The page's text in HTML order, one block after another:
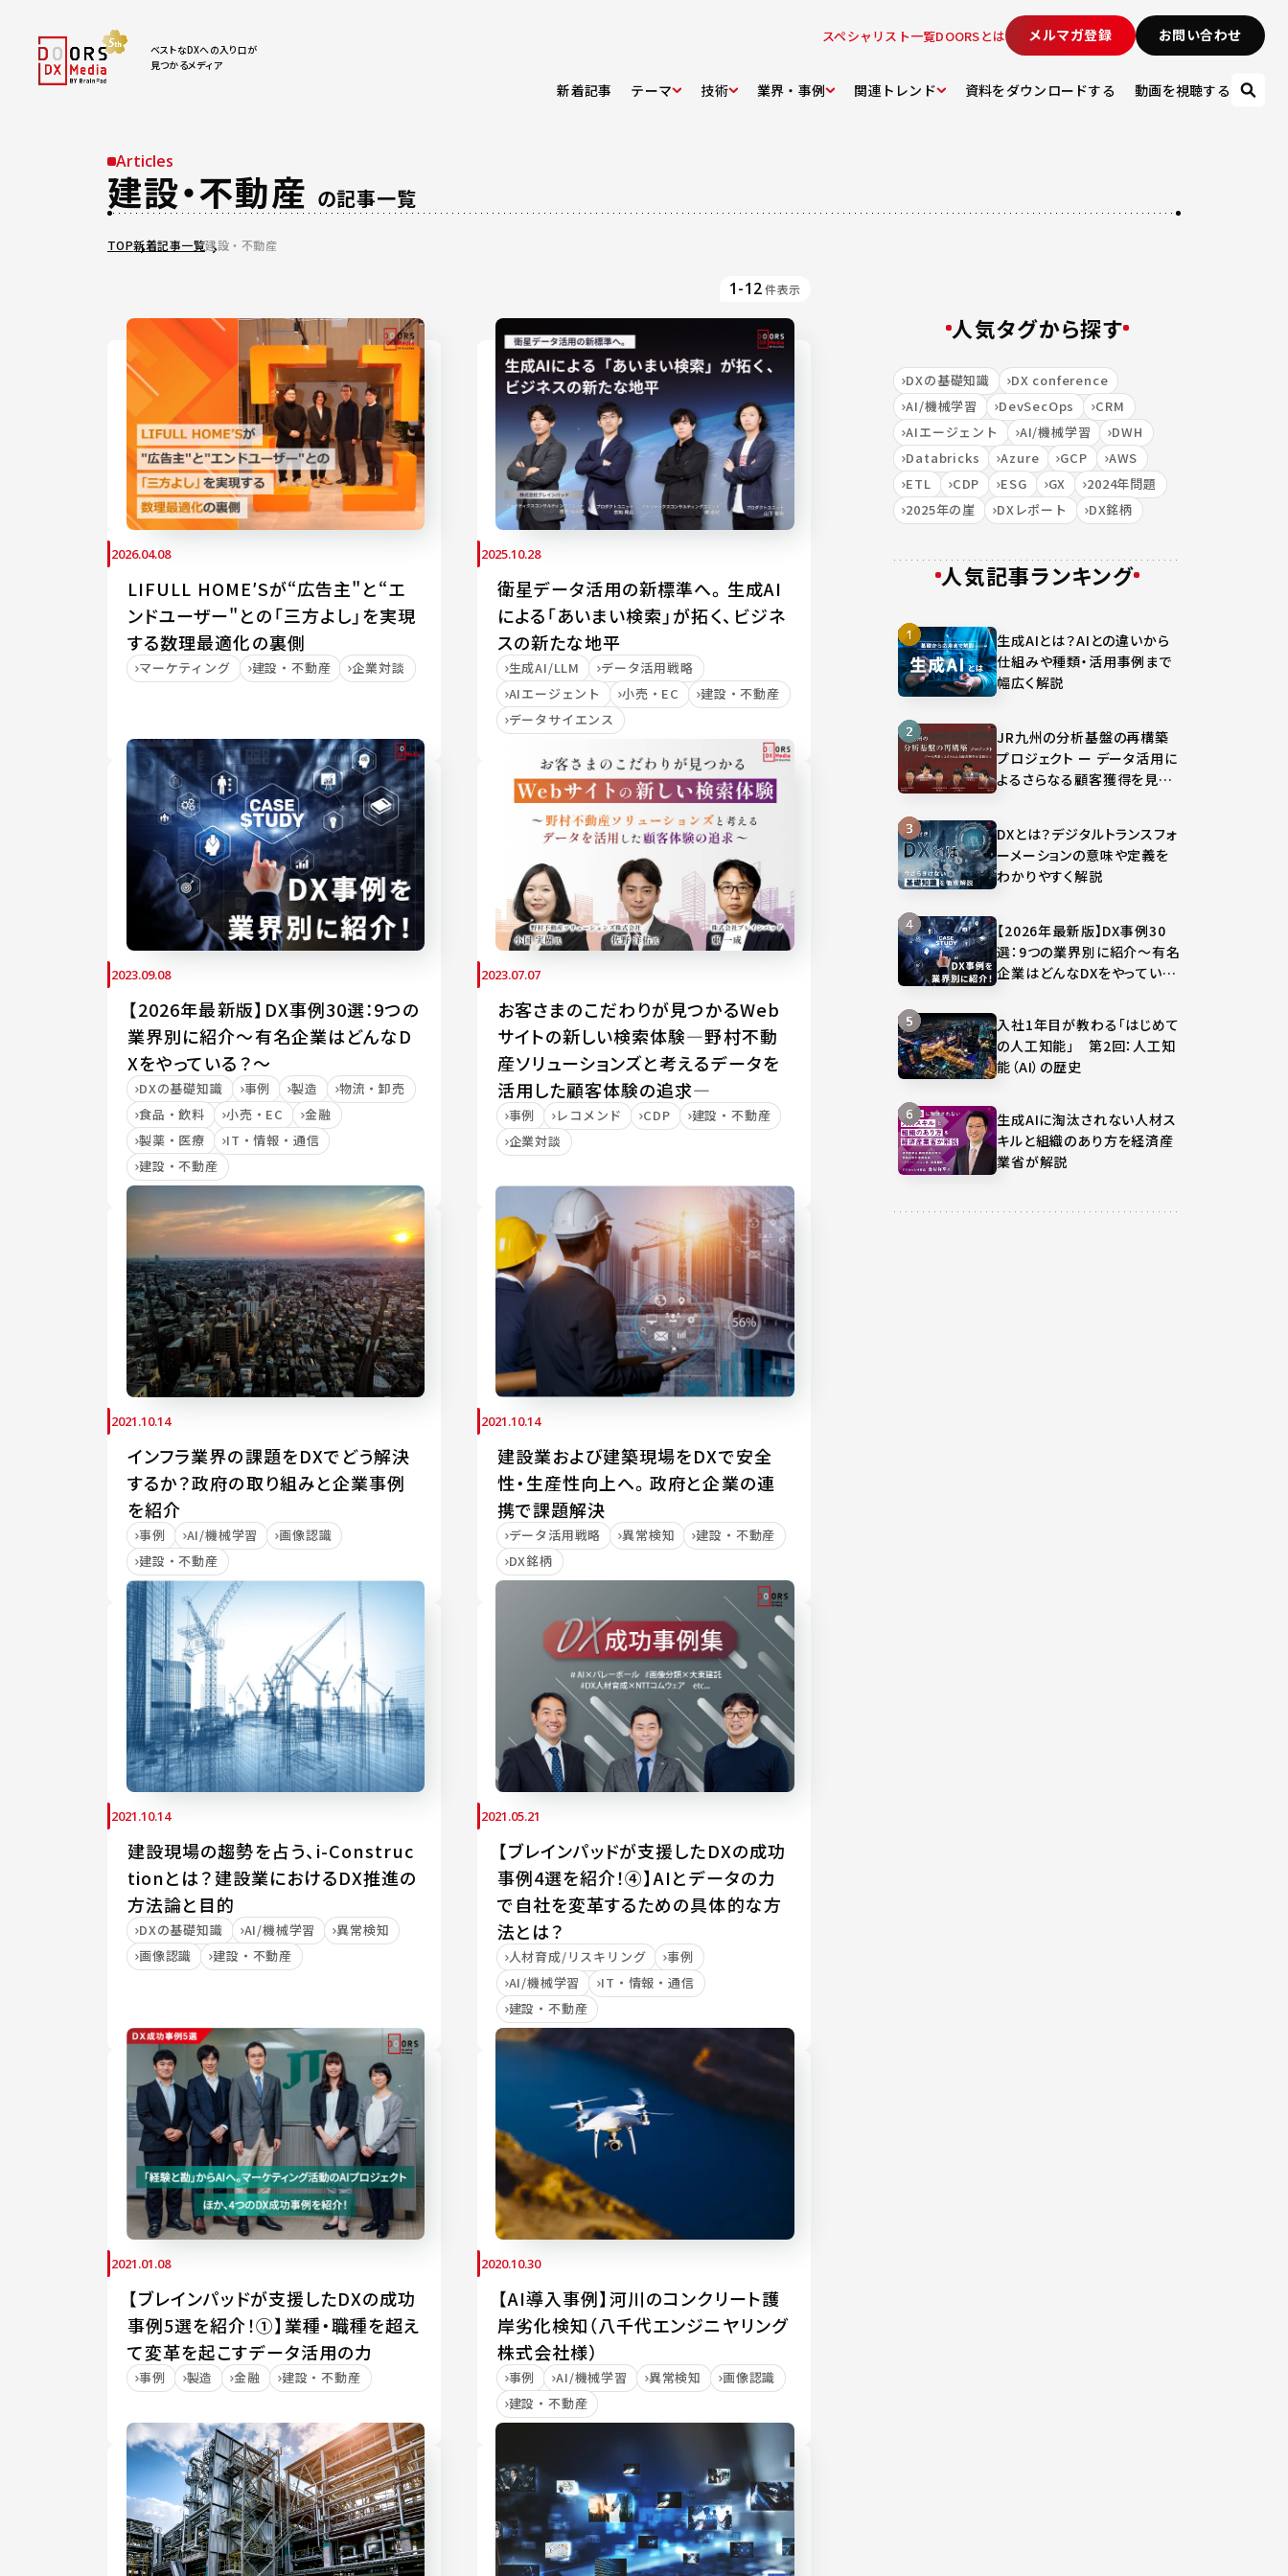
ベストなDXへの入り口が
見つかるメディア
スペシャリスト一覧DOORSとは メルマガ登録 お問い合わせ
新着記事 テーマ 技術 業界・事例 関連トレンド 資料をダウンロードする 動画を視聴する
Articles
建設・不動産 の記事一覧
TOP新着記事一覧建設・不動産
1-12件表示
2026.04.08
LIFULL HOME′Sが“広告主"と“エ
ンドユーザー"との「三方よし」を実現
する数理最適化の裏側
マーケティング 建設・不動産 企業対談
2025.10.28
衛星データ活用の新標準へ。生成AI
による「あいまい検索」が拓く、ビジネ
スの新たな地平
生成AI/LLM
データ活用戦略
AIエージェント
小売・EC
建設・不動産
データサイエンス
2023.09.08
【2026年最新版】DX事例30選：9つの
業界別に紹介～有名企業はどんなD
Xをやっている？～
DXの基礎知識 事例 製造
物流・卸売
食品・飲料
小売・EC
金融
製薬・医療
IT・情報・通信
建設・不動産
2023.07.07
お客さまのこだわりが見つかるWeb
サイトの新しい検索体験―野村不動
産ソリューションズと考えるデータを
活用した顧客体験の追求―
事例 レコメンド CDP
建設・不動産
企業対談
2021.10.14
インフラ業界の課題をDXでどう解決
するか？政府の取り組みと企業事例
を紹介
事例 AI/機械学習
画像認識
建設・不動産
2021.10.14
建設業および建築現場をDXで安全
性・生産性向上へ。政府と企業の連
携で課題解決
データ活用戦略 異常検知
建設・不動産
DX銘柄
2021.10.14
建設現場の趨勢を占う、i-Construc
tionとは？建設業におけるDX推進の
方法論と目的
DXの基礎知識 AI/機械学習
異常検知
画像認識
建設・不動産
2021.05.21
【ブレインパッドが支援したDXの成功
事例4選を紹介！④】AIとデータの力
で自社を変革するための具体的な方
法とは？
人材育成/リスキリング
事例
AI/機械学習
IT・情報・通信
建設・不動産
2021.01.08
【ブレインパッドが支援したDXの成功
事例5選を紹介！①】業種・職種を超え
て変革を起こすデータ活用の力
事例 製造 金融 建設・不動産
2020.10.30
【AI導入事例】河川のコンクリート護
岸劣化検知（八千代エンジニヤリング
株式会社様）
事例 AI/機械学習 異常検知
画像認識
建設・不動産
人気タグから探す
DXの基礎知識
DX conference
AI/機械学習
DevSecOps
CRM
AIエージェント
AI/機械学習
DWH
Databricks
Azure GCP
AWS
ETL
CDP ESG GX
2024年問題
2025年の崖
DXレポート DX銘柄
人気記事ランキング
生成AIとは？AIとの違いから
仕組みや種類・活用事例まで
幅広く解説
JR九州の分析基盤の再構築
プロジェクト ー データ活用に
よるさらなる顧客獲得を見据
DXとは？デジタルトランスフォ
ーメーションの意味や定義を
わかりやすく解説
【2026年最新版】DX事例30
選：9つの業界別に紹介～有名
企業はどんなDXをやってい
入社1年目が教わる「はじめて
の人工知能」 第2回：人工知
能（AI）の歴史
生成AIに淘汰されない人材ス
キルと組織のあり方を経済産
業省が解説